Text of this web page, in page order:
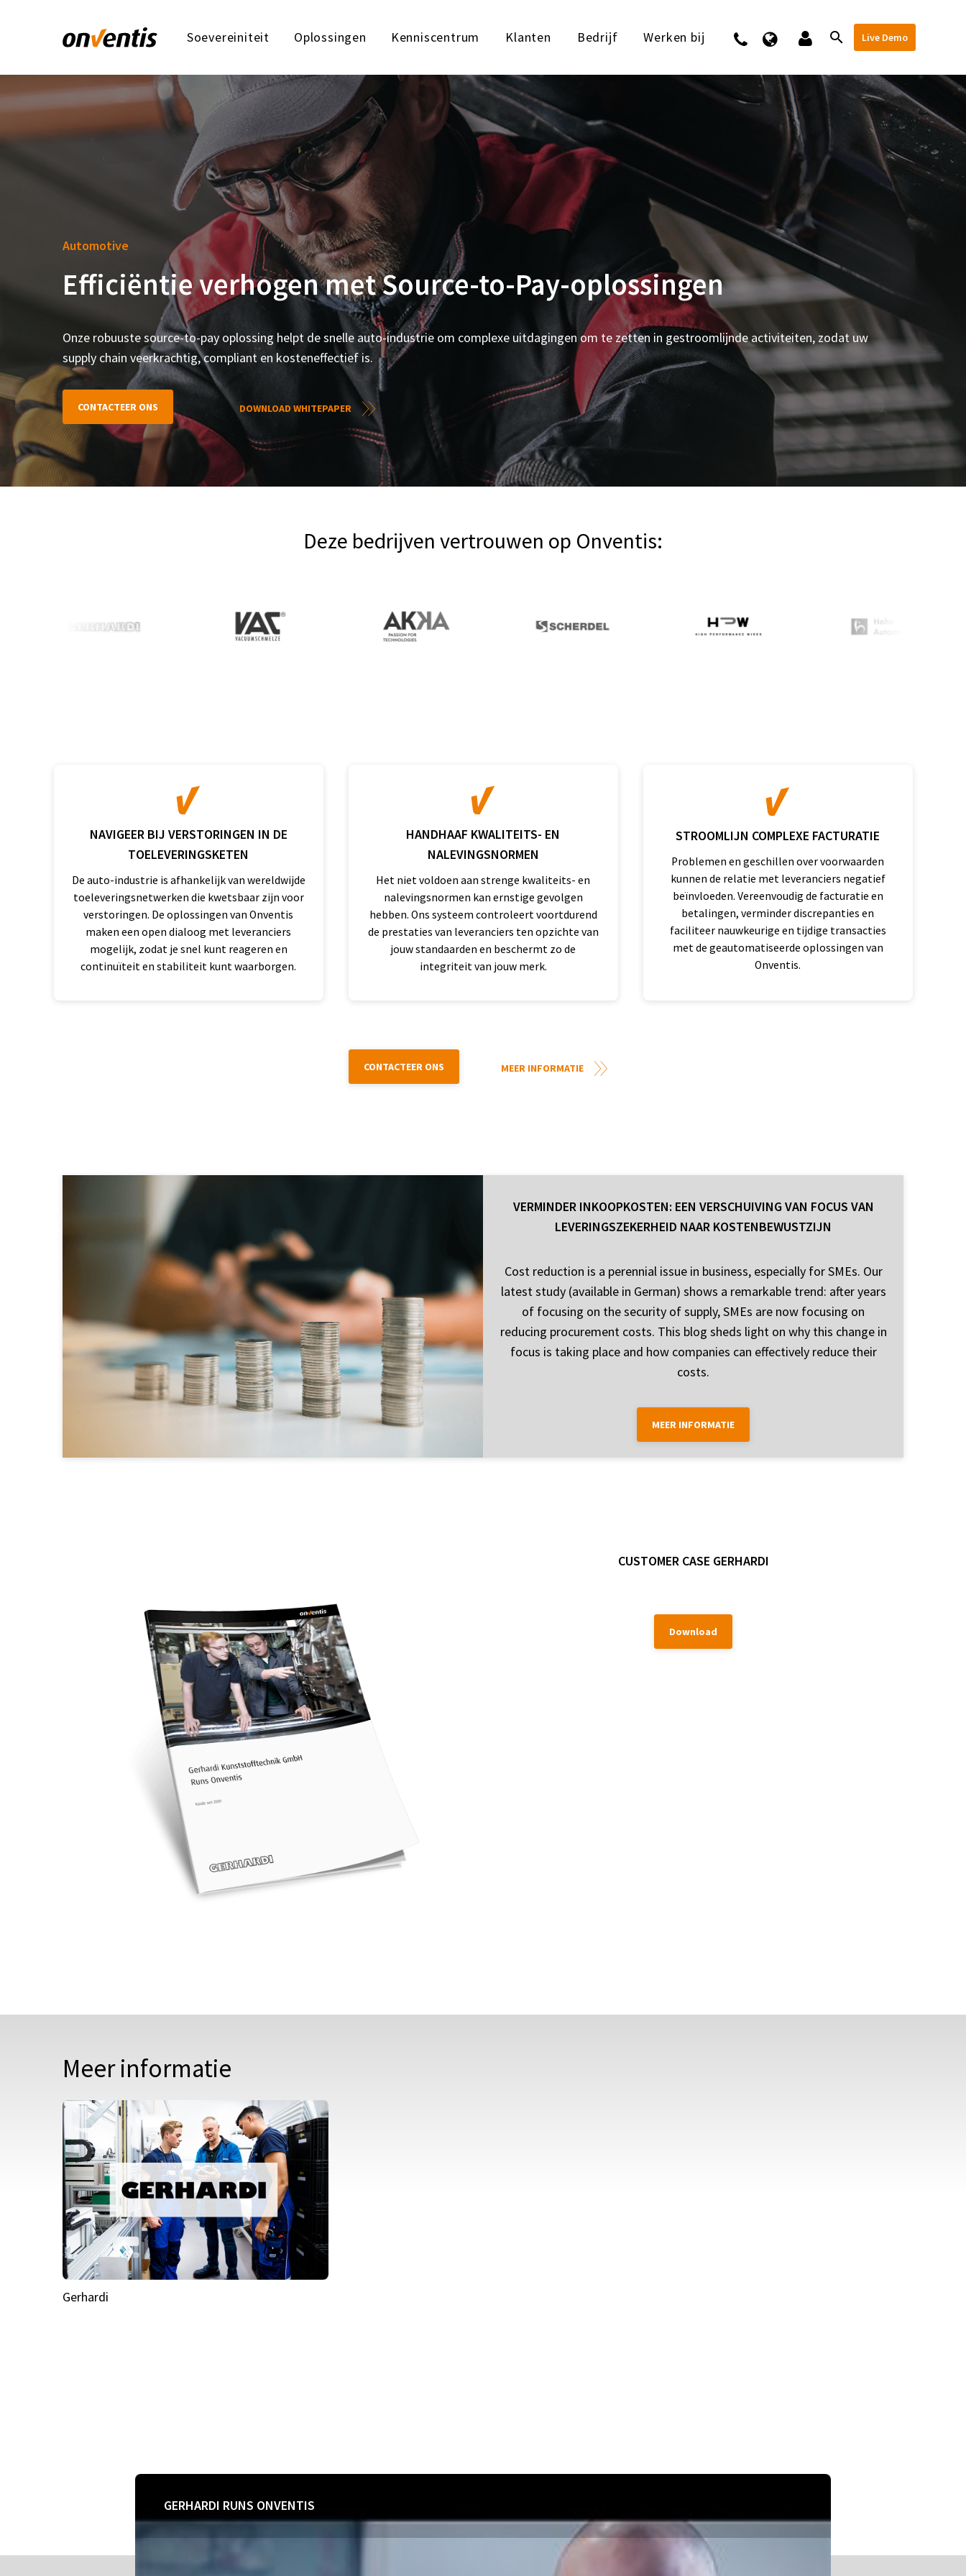
Soevereiniteit Oplossingen Kenniscentrum Klanten Bedrijf Werken bij Contact Live Demo
Automotive
Efficiëntie verhogen met Source-to-Pay-oplossingen
Onze robuuste source-to-pay oplossing helpt de snelle auto-industrie om complexe uitdagingen om te zetten in gestroomlijnde activiteiten, zodat uw
supply chain veerkrachtig, compliant en kosteneffectief is.
CONTACTEER ONS DOWNLOAD WHITEPAPER
Deze bedrijven vertrouwen op Onventis:
NAVIGEER BIJ VERSTORINGEN IN DE
TOELEVERINGSKETEN
De auto-industrie is afhankelijk van wereldwijde
toeleveringsnetwerken die kwetsbaar zijn voor
verstoringen. De oplossingen van Onventis
maken een open dialoog met leveranciers
mogelijk, zodat je snel kunt reageren en
continuïteit en stabiliteit kunt waarborgen.
HANDHAAF KWALITEITS- EN
NALEVINGSNORMEN
Het niet voldoen aan strenge kwaliteits- en
nalevingsnormen kan ernstige gevolgen
hebben. Ons systeem controleert voortdurend
de prestaties van leveranciers ten opzichte van
jouw standaarden en beschermt zo de
integriteit van jouw merk.
STROOMLIJN COMPLEXE FACTURATIE
Problemen en geschillen over voorwaarden
kunnen de relatie met leveranciers negatief
beïnvloeden. Vereenvoudig de facturatie en
betalingen, verminder discrepanties en
faciliteer nauwkeurige en tijdige transacties
met de geautomatiseerde oplossingen van
Onventis.
CONTACTEER ONS MEER INFORMATIE
VERMINDER INKOOPKOSTEN: EEN VERSCHUIVING VAN FOCUS VAN
LEVERINGSZEKERHEID NAAR KOSTENBEWUSTZIJN
Cost reduction is a perennial issue in business, especially for SMEs. Our
latest study (available in German) shows a remarkable trend: after years
of focusing on the security of supply, SMEs are now focusing on
reducing procurement costs. This blog sheds light on why this change in
focus is taking place and how companies can effectively reduce their
costs.
MEER INFORMATIE
CUSTOMER CASE GERHARDI
Download
Meer informatie
Gerhardi
GERHARDI RUNS ONVENTIS